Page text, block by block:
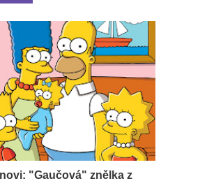
"Gaučová" znělka z